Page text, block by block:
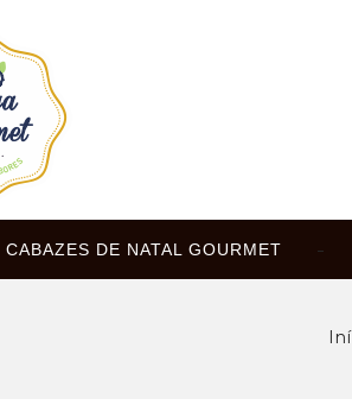
CABAZES DE NATAL GOURMET